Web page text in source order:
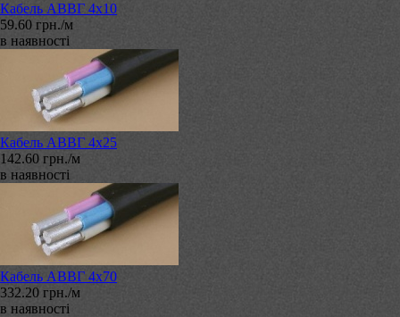
Кабель АВВГ 4х10
59.60 грн./м
в наявності
Кабель АВВГ 4х25
142.60 грн./м
в наявності
Кабель АВВГ 4х70
332.20 грн./м
в наявності